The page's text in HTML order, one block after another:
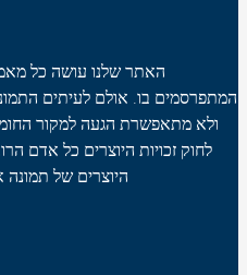
האתר שלנו עושה כל
המתפרסמים בו. אולם לעיתים
לחוק זכויות היוצרים כל אדם
היוצרים של תמונה